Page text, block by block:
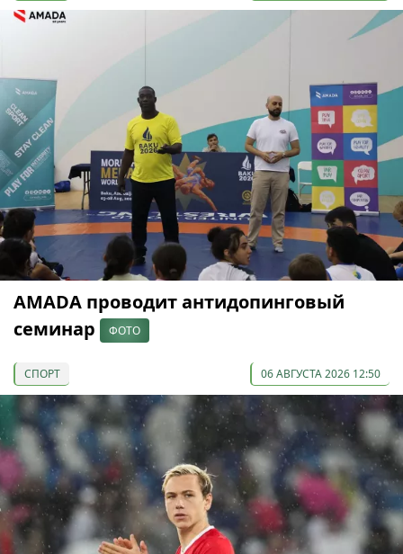
AMADA проводит антидопинговый
семинар
ФОТО
СПОРТ 06 АВГУСТА 2026 12:50